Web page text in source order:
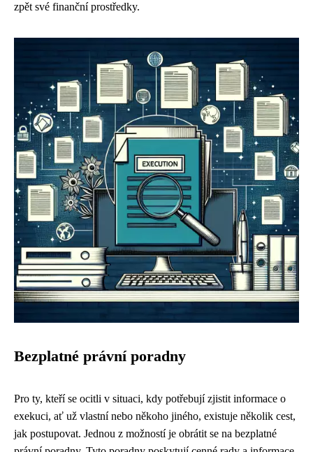
zpět své finanční prostředky.
Bezplatné právní poradny
Pro ty, kteří se ocitli v situaci, kdy potřebují zjistit informace o
exekuci, ať už vlastní nebo někoho jiného, existuje několik cest,
jak postupovat. Jednou z možností je obrátit se na bezplatné